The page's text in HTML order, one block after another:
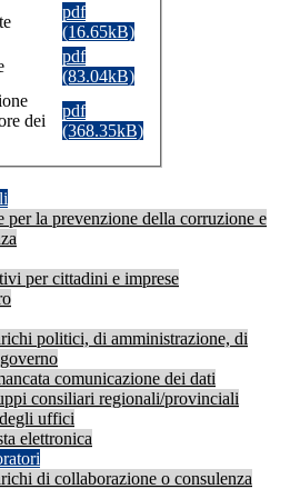
pdf
(16.65kB)
pdf
(83.04kB)
dei
pdf
(368.35kB)
per la prevenzione della corruzione e
per cittadini e imprese
politici, di amministrazione, di
comunicazione dei dati
consiliari regionali/provinciali
uffici
elettronica
di collaborazione o consulenza